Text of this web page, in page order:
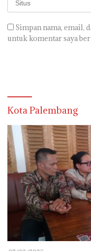
Simpan nama, email,
untuk komentar saya
Kota Palembang